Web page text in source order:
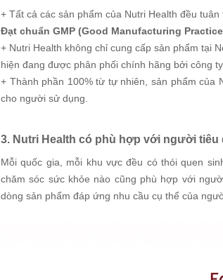
+ Tất cả các sản phẩm của Nutri Health đều
Đạt chuẩn GMP (Good Manufacturing
+ Nutri Health không chỉ cung cấp sản phẩm tại
hiện đang được phân phối chính hãng bởi công
+ Thành phần 100% từ tự nhiên, sản phẩm của
cho người sử dụng.
3. Nutri Health có phù hợp với người tiêu
Mỗi quốc gia, mỗi khu vực đều có thói quen
chăm sóc sức khỏe nào cũng phù hợp với
dòng sản phẩm đáp ứng nhu cầu cụ thể của